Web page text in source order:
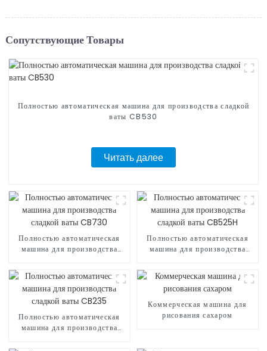
Сопутствующие Товары
Полностью автоматическая машина для производства сладкой
ваты CB530
Читать далее
Полностью автоматическая
машина для производства
Полностью автоматическая
машина для производства
Полностью автоматическая
машина для производства
Коммерческая машина для
рисования сахаром